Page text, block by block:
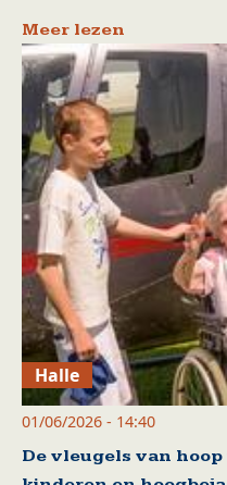
Meer lezen
Halle
01/06/2026 - 14:40
De vleugels van